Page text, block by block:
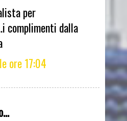
per
complimenti dalla
ore 17:04